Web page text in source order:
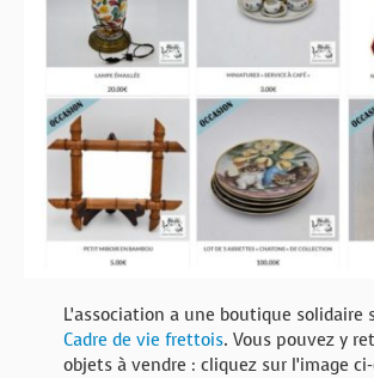
L’association a une boutique solidaire
Cadre de vie frettois. Vous pouvez y
objets à vendre : cliquez sur l’image